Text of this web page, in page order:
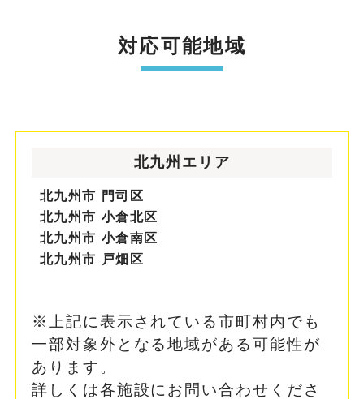
対応可能地域
北九州エリア
北九州市 門司区
北九州市 小倉北区
北九州市 小倉南区
北九州市 戸畑区
※上記に表示されている市町村内でも
一部対象外となる地域がある可能性が
あります。
詳しくは各施設にお問い合わせくださ